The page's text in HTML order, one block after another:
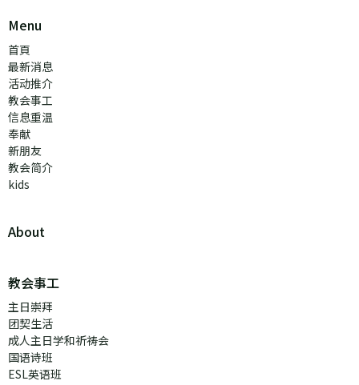
Menu
首頁
最新消息
活动推介
教会事工
信息重温
奉献
新朋友
教会简介
kids
About
教会事工
主日崇拜
团契生活
成人主日学和祈祷会
国语诗班
ESL英语班